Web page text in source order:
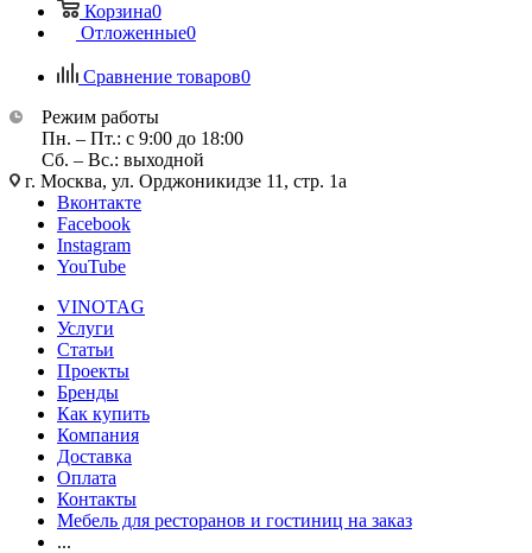
Корзина0
Отложенные0
Сравнение товаров0
Режим работы
Пн. – Пт.: с 9:00 до 18:00
Сб. – Вс.: выходной
г. Москва, ул. Орджоникидзе 11, стр. 1а
Вконтакте
Facebook
Instagram
YouTube
VINOTAG
Услуги
Статьи
Проекты
Бренды
Как купить
Компания
Доставка
Оплата
Контакты
Мебель для ресторанов и гостиниц на заказ
...